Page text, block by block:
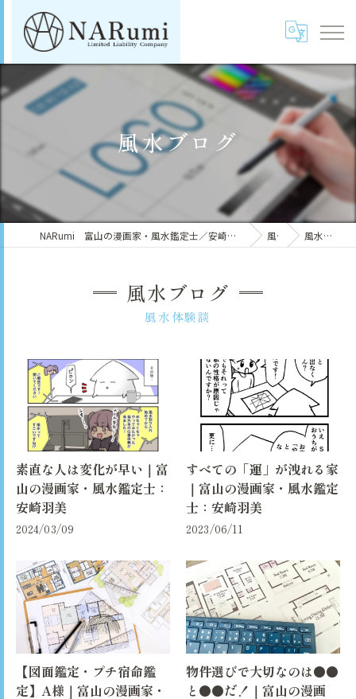
風水ブログ
NARumi 富山の漫画家・風水鑑定士／安崎羽美（鳴海マイカ） 風水 風水ブログ
風水ブログ
風水体験談
素直な人は変化が早い｜富
山の漫画家・風水鑑定士：
安崎羽美
2024/03/09
すべての「運」が洩れる家
｜富山の漫画家・風水鑑定
士：安崎羽美
2023/06/11
【図面鑑定・プチ宿命鑑
定】A様｜富山の漫画家・
物件選びで大切なのは●●
と●●だ！｜富山の漫画